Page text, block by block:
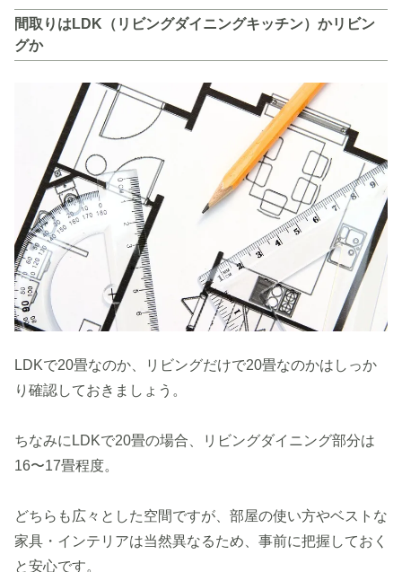
間取りはLDK（リビングダイニングキッチン）かリビン
グか
LDKで20畳なのか、リビングだけで20畳なのかはしっか
り確認しておきましょう。
ちなみにLDKで20畳の場合、リビングダイニング部分は
16〜17畳程度。
どちらも広々とした空間ですが、部屋の使い方やベストな
家具・インテリアは当然異なるため、事前に把握しておく
と安心です。